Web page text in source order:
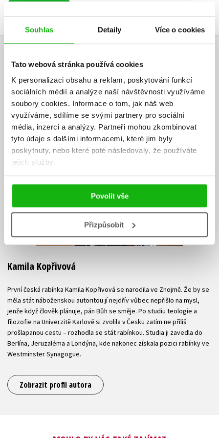
Souhlas Detaily Více o cookies
Tato webová stránka používá cookies
K personalizaci obsahu a reklam, poskytování funkcí
sociálních médií a analýze naší návštěvnosti využíváme
soubory cookies. Informace o tom, jak náš web
využíváme, sdílíme se svými partnery pro sociální
média, inzerci a analýzy. Partneři mohou zkombinovat
tyto údaje s dalšími informacemi, které jim byly
poskytnuty, nebo které poté následovaly, že používáte
jejich služby.
Povolit vše
Přizpůsobit
Přihlásit
Kamila Kopřivová
První česká rabínka Kamila Kopřivová se narodila ve Znojmě. Že by se
měla stát náboženskou autoritou jí nejdřív vůbec nepřišlo na mysl,
jenže když člověk plánuje, pán Bůh se směje. Po studiu teologie a
filozofie na Univerzitě Karlově si zvolila v Česku zatím ne příliš
prošlapanou cestu – rozhodla se stát rabínkou. Studia ji zavedla do
Berlína, Jeruzaléma a Londýna, kde nakonec získala pozici rabínky ve
Westminster Synagogue.
Zobrazit profil autora